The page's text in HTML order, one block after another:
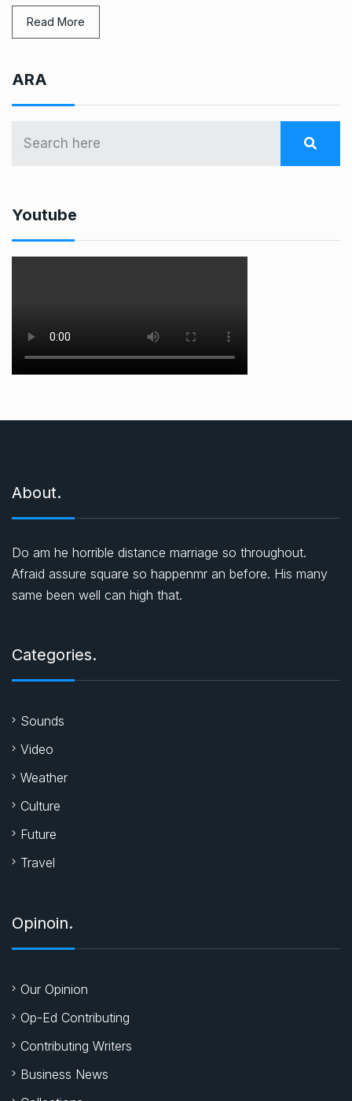
Read More
ARA
Youtube
About.
Do am he horrible distance marriage so throughout.
Afraid assure square so happenmr an before. His many
same been well can high that.
Categories.
Sounds
Video
Weather
Culture
Future
Travel
Opinoin.
Our Opinion
Op-Ed Contributing
Contributing Writers
Business News